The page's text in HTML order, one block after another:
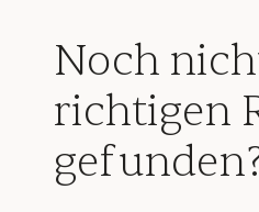
Noch
richtigen